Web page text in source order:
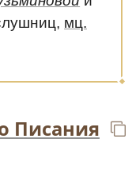
мц.
Писания